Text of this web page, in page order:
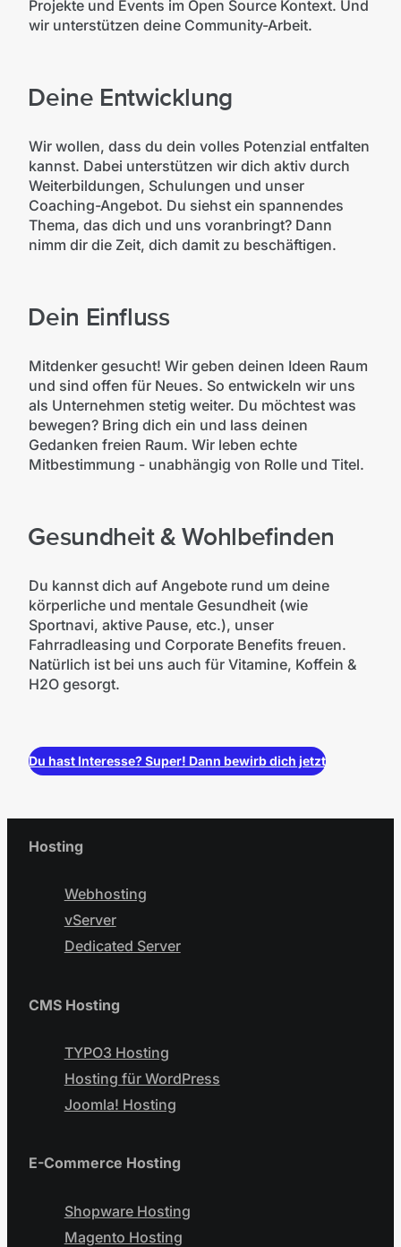
Projekte und Events im Open Source Kontext. Und
wir unterstützen deine Community-Arbeit.
Deine Entwicklung
Wir wollen, dass du dein volles Potenzial entfalten
kannst. Dabei unterstützen wir dich aktiv durch
Weiterbildungen, Schulungen und unser
Coaching-Angebot. Du siehst ein spannendes
Thema, das dich und uns voranbringt? Dann
nimm dir die Zeit, dich damit zu beschäftigen.
Dein Einfluss
Mitdenker gesucht! Wir geben deinen Ideen Raum
und sind offen für Neues. So entwickeln wir uns
als Unternehmen stetig weiter. Du möchtest was
bewegen? Bring dich ein und lass deinen
Gedanken freien Raum. Wir leben echte
Mitbestimmung - unabhängig von Rolle und Titel.
Gesundheit & Wohlbefinden
Du kannst dich auf Angebote rund um deine
körperliche und mentale Gesundheit (wie
Sportnavi, aktive Pause, etc.), unser
Fahrradleasing und Corporate Benefits freuen.
Natürlich ist bei uns auch für Vitamine, Koffein &
H2O gesorgt.
Du hast Interesse? Super! Dann bewirb dich jetzt
Hosting
Webhosting
vServer
Dedicated Server
CMS Hosting
TYPO3 Hosting
Hosting für WordPress
Joomla! Hosting
E-Commerce Hosting
Shopware Hosting
Magento Hosting